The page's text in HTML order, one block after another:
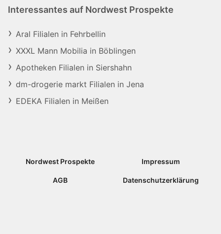
Interessantes auf Nordwest Prospekte
Aral Filialen in Fehrbellin
XXXL Mann Mobilia in Böblingen
Apotheken Filialen in Siershahn
dm-drogerie markt Filialen in Jena
EDEKA Filialen in Meißen
Nordwest Prospekte Impressum
AGB Datenschutzerklärung